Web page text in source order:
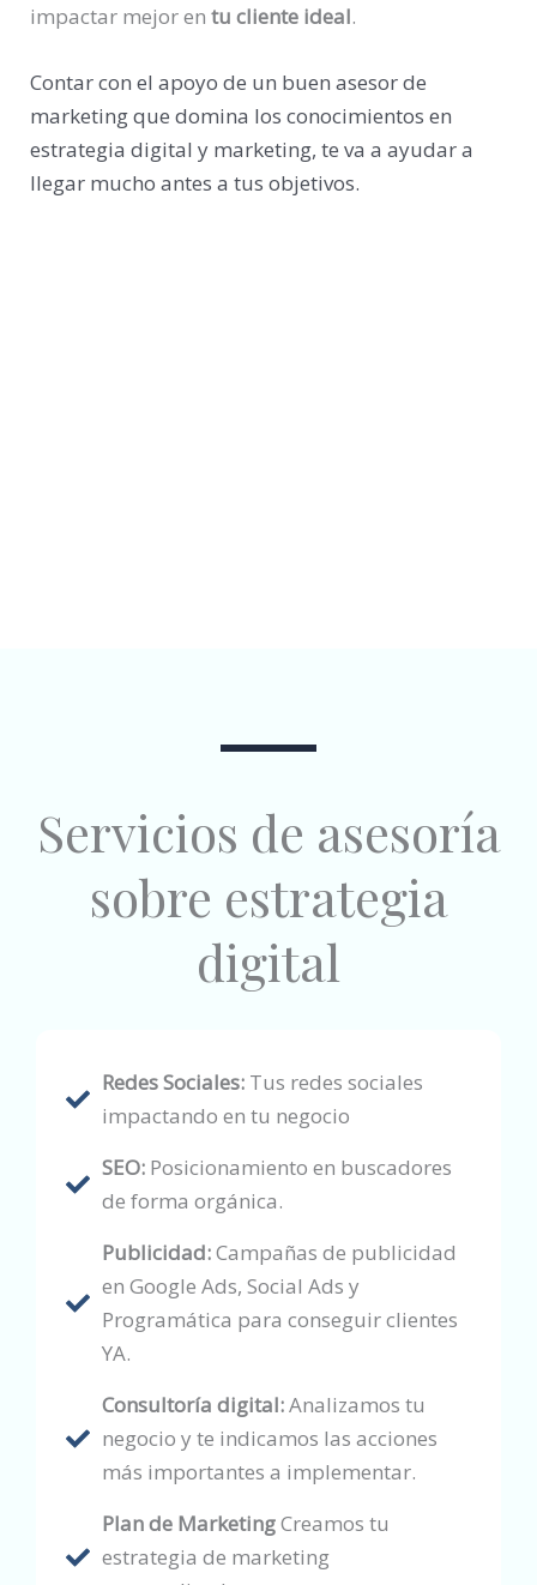
impactar mejor en tu cliente ideal.
Contar con el apoyo de un buen asesor de
marketing que domina los conocimientos en
estrategia digital y marketing, te va a ayudar a
llegar mucho antes a tus objetivos.
Servicios de asesoría
sobre estrategia
digital
Redes Sociales: Tus redes sociales
impactando en tu negocio
SEO: Posicionamiento en buscadores
de forma orgánica.
Publicidad:Campañas de publicidad
en Google Ads, Social Ads y
Programática para conseguir clientes
YA.
Consultoría digital:Analizamos tu
negocio y te indicamos las acciones
más importantes a implementar.
Plan de MarketingCreamos tu
estrategia de marketing